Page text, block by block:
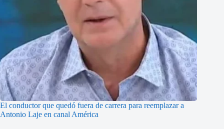
El conductor que quedó fuera de carrera para reemplazar a
Antonio Laje en canal América